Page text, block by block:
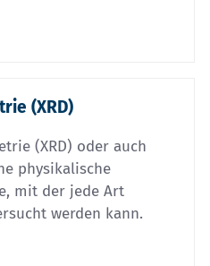
(XRD)
(XRD) oder auch
physikalische
mit der jede Art
werden kann.